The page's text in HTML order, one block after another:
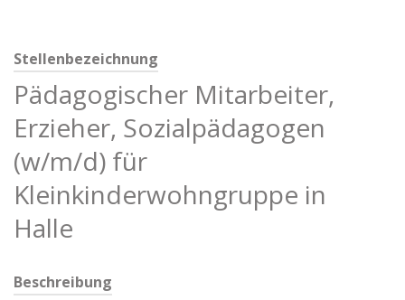
Stellenbezeichnung
Pädagogischer Mitarbeiter,
Erzieher, Sozialpädagogen
(w/m/d) für
Kleinkinderwohngruppe in
Halle
Beschreibung